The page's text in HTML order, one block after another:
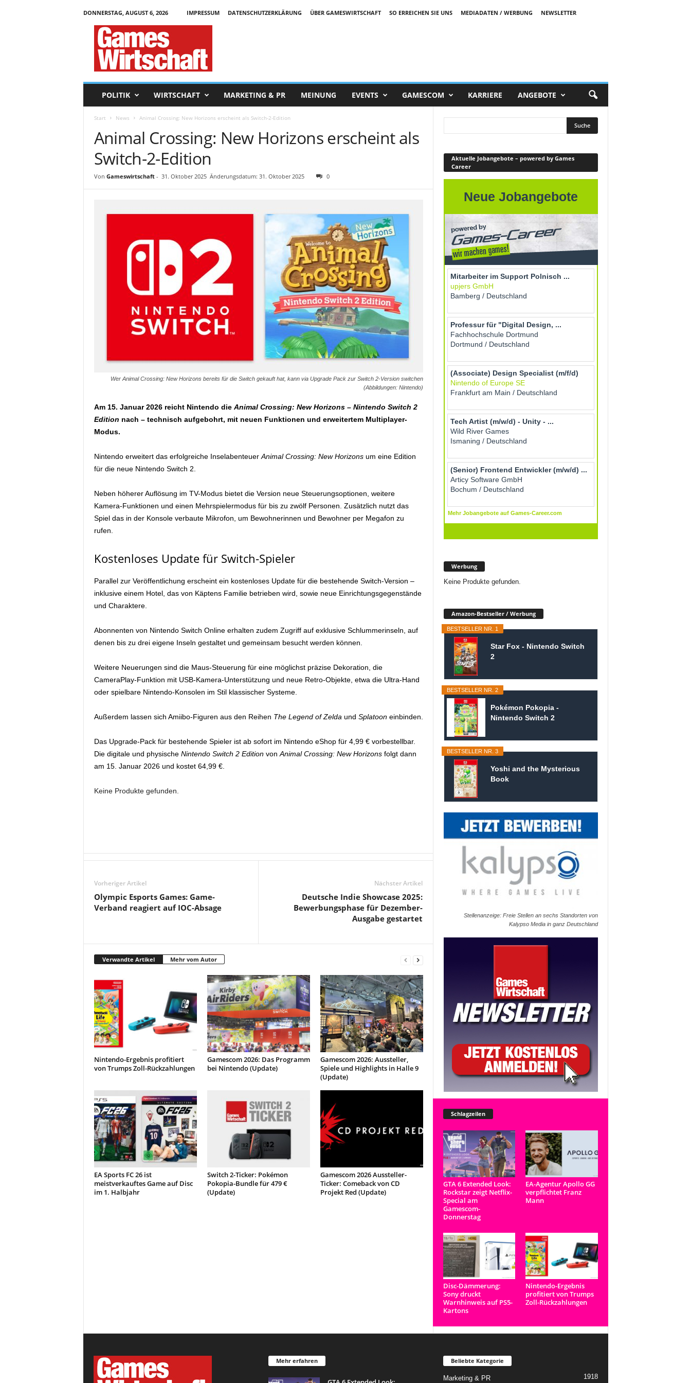
DONNERSTAG, AUGUST 6, 2026 IMPRESSUM DATENSCHUTZERKLÄRUNG ÜBER GAMESWIRTSCHAFT SO ERREICHEN SIE UNS MEDIADATEN / WERBUNG
NEWSLETTER
POLITIK WIRTSCHAFT MARKETING & PR MEINUNG EVENTS GAMESCOM KARRIERE ANGEBOTE
Start News Animal Crossing: New Horizons erscheint als Switch-2-Edition
Animal Crossing: New Horizons erscheint als
Switch-2-Edition
Von Gameswirtschaft- 31. Oktober 2025 Änderungsdatum: 31. Oktober 2025 0
Wer Animal Crossing: New Horizons bereits für die Switch gekauft hat, kann via Upgrade Pack zur Switch 2-Version switchen
(Abbildungen: Nintendo)
Am 15. Januar 2026 reicht Nintendo die Animal Crossing: New Horizons – Nintendo Switch 2
Edition nach – technisch aufgebohrt, mit neuen Funktionen und erweitertem Multiplayer-
Modus.
Nintendo erweitert das erfolgreiche Inselabenteuer Animal Crossing: New Horizonsum eine Edition
für die neue Nintendo Switch 2.
Neben höherer Auflösung im TV-Modus bietet die Version neue Steuerungsoptionen, weitere
Kamera-Funktionen und einen Mehrspielermodus für bis zu zwölf Personen. Zusätzlich nutzt das
Spiel das in der Konsole verbaute Mikrofon, um Bewohnerinnen und Bewohner per Megafon zu
rufen.
Kostenloses Update für Switch-Spieler
Parallel zur Veröffentlichung erscheint ein kostenloses Update für die bestehende Switch-Version –
inklusive einem Hotel, das von Käptens Familie betrieben wird, sowie neue Einrichtungsgegenstände
und Charaktere.
Abonnenten von Nintendo Switch Online erhalten zudem Zugriff auf exklusive Schlummerinseln, auf
denen bis zu drei eigene Inseln gestaltet und gemeinsam besucht werden können.
Weitere Neuerungen sind die Maus-Steuerung für eine möglichst präzise Dekoration, die
CameraPlay-Funktion mit USB-Kamera-Unterstützung und neue Retro-Objekte, etwa die Ultra-Hand
oder spielbare Nintendo-Konsolen im Stil klassischer Systeme.
Außerdem lassen sich Amiibo-Figuren aus den Reihen The Legend of Zelda und Splatooneinbinden.
Das Upgrade-Pack für bestehende Spieler ist ab sofort im Nintendo eShop für 4,99 € vorbestellbar.
Die digitale und physische Nintendo Switch 2 Editionvon Animal Crossing: New Horizonsfolgt dann
am 15. Januar 2026 und kostet 64,99 €.
Keine Produkte gefunden.
Vorheriger Artikel
Olympic Esports Games: Game-
Verband reagiert auf IOC-Absage
Nächster Artikel
Deutsche Indie Showcase 2025:
Bewerbungsphase für Dezember-
Ausgabe gestartet
Verwandte Artikel Mehr vom Autor
Nintendo-Ergebnis profitiert
von Trumps Zoll-Rückzahlungen
Gamescom 2026: Das Programm
bei Nintendo (Update)
Gamescom 2026: Aussteller,
Spiele und Highlights in Halle 9
(Update)
EA Sports FC 26 ist
meistverkauftes Game auf Disc
im 1. Halbjahr
Switch 2-Ticker: Pokémon
Pokopia-Bundle für 479 €
(Update)
Gamescom 2026 Aussteller-
Ticker: Comeback von CD
Projekt Red (Update)
Aktuelle Jobangebote – powered by Games
Career
Werbung
Keine Produkte gefunden.
Amazon-Bestseller / Werbung
BESTSELLER NR. 1
Star Fox - Nintendo Switch
2
BESTSELLER NR. 2
Pokémon Pokopia -
Nintendo Switch 2
BESTSELLER NR. 3
Yoshi and the Mysterious
Book
Stellenanzeige: Freie Stellen an sechs Standorten von
Kalypso Media in ganz Deutschland
Schlagzeilen
GTA 6 Extended Look:
Rockstar zeigt Netflix-
Special am
Gamescom-
Donnerstag
EA-Agentur Apollo GG
verpflichtet Franz
Mann
Disc-Dämmerung:
Sony druckt
Warnhinweis auf PS5-
Kartons
Nintendo-Ergebnis
profitiert von Trumps
Zoll-Rückzahlungen
Mehr erfahren Beliebte Kategorie
Marketing & PR 1918